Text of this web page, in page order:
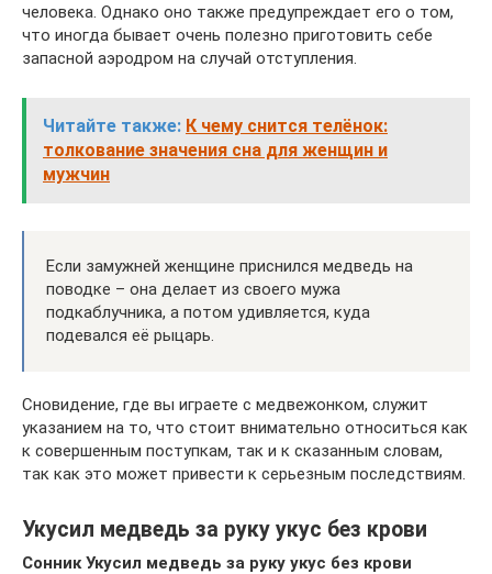
человека. Однако оно также предупреждает его о том,
что иногда бывает очень полезно приготовить себе
запасной аэродром на случай отступления.
Читайте также: К чему снится телёнок:
толкование значения сна для женщин и
мужчин
Если замужней женщине приснился медведь на
поводке – она делает из своего мужа
подкаблучника, а потом удивляется, куда
подевался её рыцарь.
Сновидение, где вы играете с медвежонком, служит
указанием на то, что стоит внимательно относиться как
к совершенным поступкам, так и к сказанным словам,
так как это может привести к серьезным последствиям.
Укусил медведь за руку укус без крови
Сонник Укусил медведь за руку укус без крови